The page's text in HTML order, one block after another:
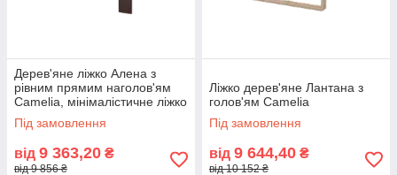
Дерев'яне ліжко Алена з
рівним прямим наголов'ям
Camelia, мінімалістичне ліжко
в різних розмірах
Під замовлення
від 9 363,20 ₴
від 9 856 ₴
Ліжко дерев'яне Лантана з
голов'ям Camelia
Під замовлення
від 9 644,40 ₴
від 10 152 ₴